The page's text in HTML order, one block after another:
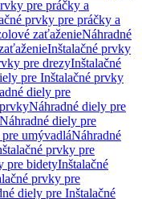
pre práčky a
prvky pre práčky a
zaťaženieNáhradné
Inštalačné prvky
pre drezyInštalačné
pre Inštalačné prvky
diely pre
Náhradné diely pre
Náhradné diely pre
umývadláNáhradné
prvky pre
pre bidetyInštalačné
prvky pre
diely pre Inštalačné